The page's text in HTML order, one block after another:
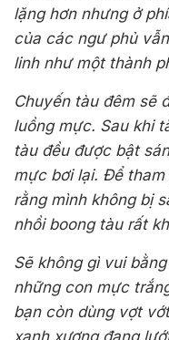
lặng hơn nhưng ở
của các ngư phủ vẫn
linh như một thành
Chuyến tàu đêm sẽ
luồng mực. Sau khi
tàu đều được bật
mực bơi lại. Để
rằng mình không bị
nhồi boong tàu rất
Sẽ không gì vui
những con mực
bạn còn dùng vợt